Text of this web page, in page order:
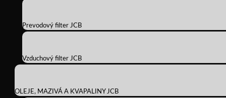
Prevodový filter JCB
Vzduchový filter JCB
OLEJE, MAZIVÁ A KVAPALINY JCB